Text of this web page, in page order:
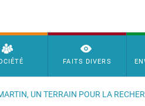
FAITS DIVERS
UN TERRAIN POUR LA